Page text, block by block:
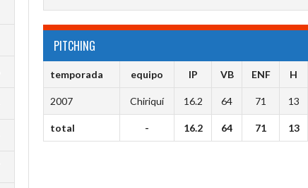
PITCHING
temporada equipo IP VB ENF H
2007 Chiriquí 16.2 64 71 13
total - 16.2 64 71 13